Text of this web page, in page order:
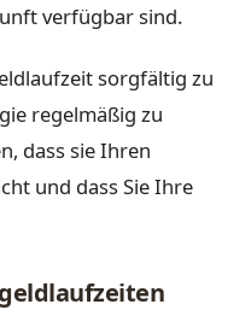
verfügbar sind.
sorgfältig zu
regelmäßig zu
dass sie Ihren
und dass Sie Ihre